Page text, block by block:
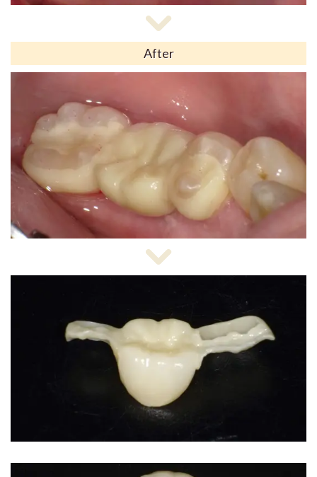
After